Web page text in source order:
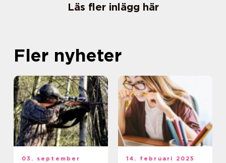
Läs fler inlägg här
Fler nyheter
03. september
14. februari 2025